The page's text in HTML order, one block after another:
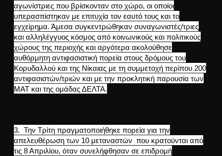
αγωνίστριες που βρίσκονταν στο χώρο, οι οποίοι
υπερασπίστηκαν με επιτυχία τον εαυτό τους και το
εγχείρημα. Άμεσα συγκεντρώθηκαν συναγωνιστές/τριες
και αλληλέγγυος κόσμος από κοινωνικούς και πολιτικούς
χώρους της περιοχής και αργότερα ακολούθησε
αυθόρμητη αντιφασιστική πορεία στους δρόμους του
Κορυδαλλού και της Νίκαιας με τη συμμετοχή περίπου 200
αντιφασιστών/τριών και με την προκλητική παρουσία των
ΜΑΤ και της ομάδας ΔΕΛΤΑ.
3. Την Τρίτη πραγματοποιήθηκε πορεία για την
απελευθέρωση των 10 μεταναστών που κρατούνται από
τις 8 Απριλίου, όταν συνελήφθησαν σε επιδρομή